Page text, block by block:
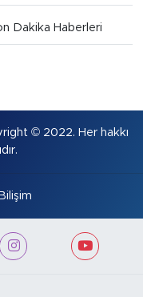
Dakika Haberleri
© 2022. Her hakkı